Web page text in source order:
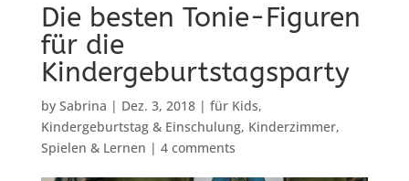
Die besten Tonie-Figuren
für die
Kindergeburtstagsparty
by Sabrina | Dez. 3, 2018| für Kids,
Kindergeburtstag & Einschulung, Kinderzimmer,
Spielen & Lernen | 4 comments